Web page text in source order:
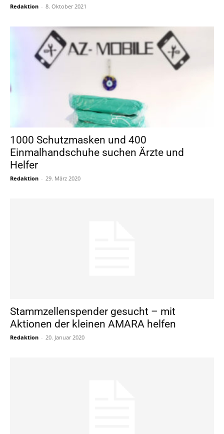
Redaktion - 8. Oktober 2021
1000 Schutzmasken und 400
Einmalhandschuhe suchen Ärzte und
Helfer
Redaktion - 29. März 2020
Stammzellenspender gesucht – mit
Aktionen der kleinen AMARA helfen
Redaktion - 20. Januar 2020